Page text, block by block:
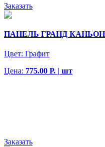
Заказать
ПАНЕЛЬ ГРАНД
Цвет: Графит
Цена: 775.00 Р. | шт
Заказать